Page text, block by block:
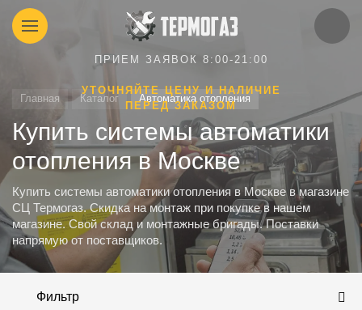
ПРИЕМ ЗАЯВОК 8:00-21:00
УТОЧНЯЙТЕ ЦЕНУ И НАЛИЧИЕ
ПЕРЕД ЗАКАЗОМ
Главная Каталог Автоматика отопления
Купить системы автоматики
отопления в Москве
Купить системы автоматики отопления в Москве в магазине
СЦ Термогаз. Скидка на монтаж при покупке в нашем
магазине. Свой склад и монтажные бригады. Поставки
напрямую от поставщиков.
Фильтр